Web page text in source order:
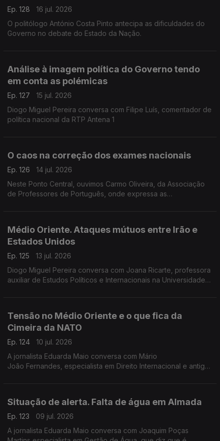
Ep. 128
16 jul. 2026
O politólogo António Costa Pinto antecipa as dificuldades do
Governo no debate do Estado da Nação.
Análise à imagem política do Governo tendo
em conta as polémicas
Ep. 127
15 jul. 2026
Diogo Miguel Pereira conversa com Filipe Luís, comentador de
política nacional da RTP Antena 1
O caos na correção dos exames nacionais
Ep. 126
14 jul. 2026
Neste Ponto Central, ouvimos Carmo Oliveira, da Associação
de Professores de Português, onde expressa as
Médio Oriente. Ataques mútuos entre Irão e
Estados Unidos
Ep. 125
13 jul. 2026
Diogo Miguel Pereira conversa com Joana Ricarte, professora
auxiliar de Estudos Políticos e Internacionais na Universidade
Tensão no Médio Oriente e o que fica da
Cimeira da NATO
Ep. 124
10 jul. 2026
A jornalista Eduarda Maio conversa com Mário
João Fernandes, especialista em Direito Internacional e antigo
Situação de alerta. Falta de água em Almada
Ep. 123
09 jul. 2026
A jornalista Eduarda Maio conversa com Joaquim Poças